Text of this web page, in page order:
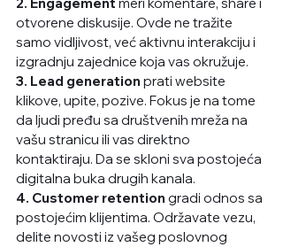
2. Engagement meri komentare, share i
otvorene diskusije. Ovde ne tražite
samo vidljivost, već aktivnu interakciju i
izgradnju zajednice koja vas okružuje.
3. Lead generation prati website
klikove, upite, pozive. Fokus je na tome
da ljudi pređu sa društvenih mreža na
vašu stranicu ili vas direktno
kontaktiraju. Da se skloni sva postojeća
digitalna buka drugih kanala.
4. Customer retention gradi odnos sa
postojećim klijentima. Održavate vezu,
delite novosti iz vašeg poslovnog